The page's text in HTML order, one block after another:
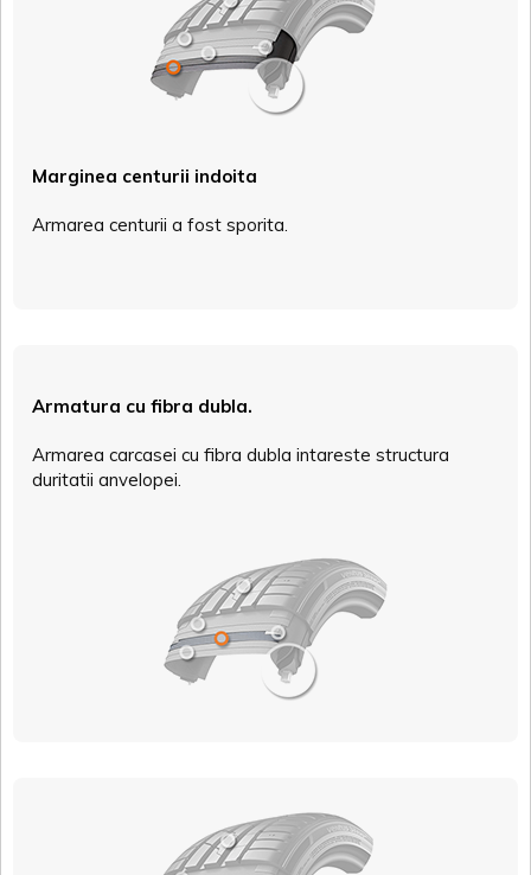
Marginea centurii indoita
Armarea centurii a fost sporita.
Armatura cu fibra dubla.
Armarea carcasei cu fibra dubla intareste structura
duritatii anvelopei.